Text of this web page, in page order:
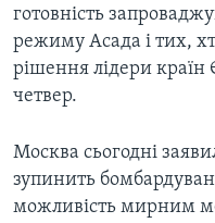
готовність
режиму Асада і тих,
рішення лідери країн
четвер.
Москва сьогодні
зупинить
можливість мирним